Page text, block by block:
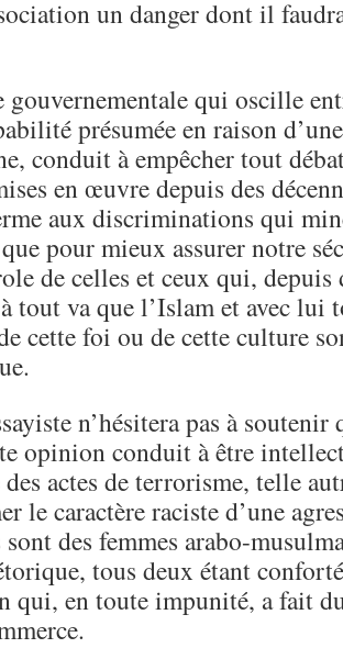
un danger dont il
gouvernementale qui oscille
présumée en raison
conduit à empêcher tout
en œuvre depuis des
aux discriminations qui
pour mieux assurer notre
de celles et ceux qui, depuis
tout va que l’Islam et avec lui
cette foi ou de cette culture
n’hésitera pas à soutenir
opinion conduit à être
actes de terrorisme, telle
le caractère raciste d’une
des femmes arabo-
tous deux étant
qui, en toute impunité, a fait